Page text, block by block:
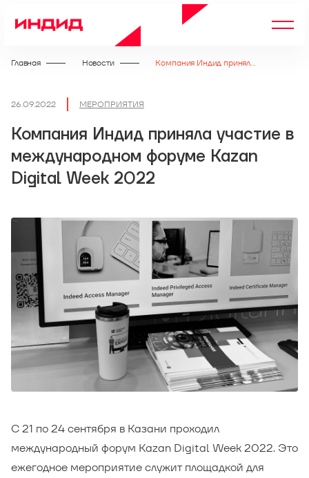
Главная Новости Компания Индид приняла участие в международном форуме Kazan Digital Week 2022
26.09.2022 МЕРОПРИЯТИЯ
Компания Индид приняла участие в
международном форуме Kazan
Digital Week 2022
С 21 по 24 сентября в Казани проходил
международный форум Kazan Digital Week 2022. Это
ежегодное мероприятие служит площадкой для